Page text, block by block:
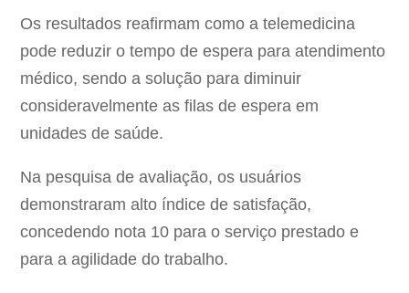
Os resultados reafirmam como a telemedicina
pode reduzir o tempo de espera para atendimento
médico, sendo a solução para diminuir
consideravelmente as filas de espera em
unidades de saúde.
Na pesquisa de avaliação, os usuários
demonstraram alto índice de satisfação,
concedendo nota 10 para o serviço prestado e
para a agilidade do trabalho.